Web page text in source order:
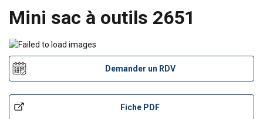
Mini sac à outils 2651
Demander un RDV
Fiche PDF